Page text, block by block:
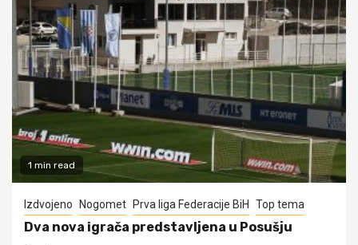
1 min read
Izdvojeno Nogomet Prva liga Federacije BiH Top tema
Dva nova igrača predstavljena u Posušju